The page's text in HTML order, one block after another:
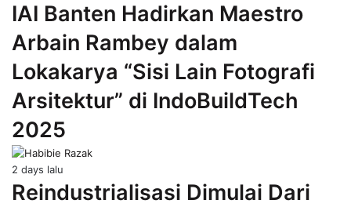
IAI Banten Hadirkan Maestro
Arbain Rambey dalam
Lokakarya “Sisi Lain Fotografi
Arsitektur” di IndoBuildTech
2025
2 days lalu
Reindustrialisasi Dimulai Dari